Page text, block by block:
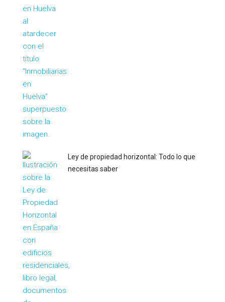
Ley de propiedad horizontal: Todo lo que
necesitas saber